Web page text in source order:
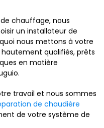
chauffage, nous
un installateur de
nous mettons à votre
qualifiés, prêts
en matière
travail et nous sommes
de chaudière
de votre système de